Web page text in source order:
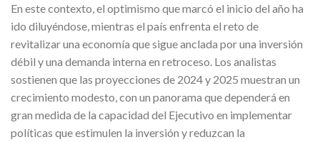
En este contexto, el optimismo que marcó el inicio del año ha
ido diluyéndose, mientras el país enfrenta el reto de
revitalizar una economía que sigue anclada por una inversión
débil y una demanda interna en retroceso. Los analistas
sostienen que las proyecciones de 2024 y 2025 muestran un
crecimiento modesto, con un panorama que dependerá en
gran medida de la capacidad del Ejecutivo en implementar
políticas que estimulen la inversión y reduzcan la